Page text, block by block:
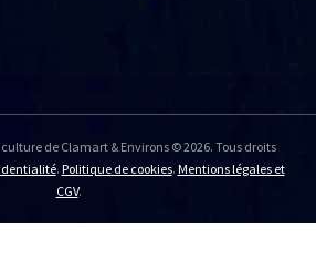
de Clamart & Environs © 2026. Tous droits
. Politique de cookies. Mentions légales et
CGV.